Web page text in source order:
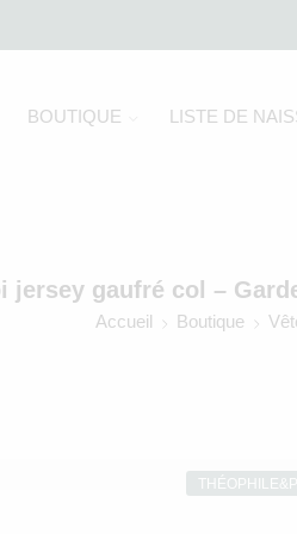
BOUTIQUE LISTE DE
jersey gaufré col –
Accueil Boutique